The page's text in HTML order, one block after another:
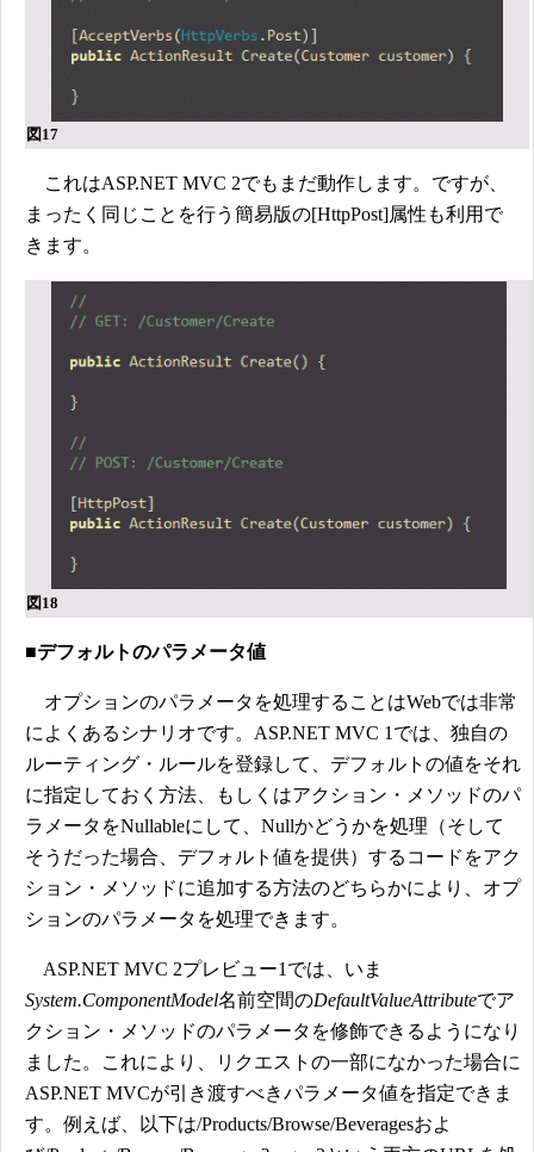
図17
これはASP.NET MVC 2でもまだ動作します。ですが、
まったく同じことを行う簡易版の[HttpPost]属性も利用で
きます。
図18
■デフォルトのパラメータ値
オプションのパラメータを処理することはWebでは非常
によくあるシナリオです。ASP.NET MVC 1では、独自の
ルーティング・ルールを登録して、デフォルトの値をそれ
に指定しておく方法、もしくはアクション・メソッドのパ
ラメータをNullableにして、Nullかどうかを処理（そして
そうだった場合、デフォルト値を提供）するコードをアク
ション・メソッドに追加する方法のどちらかにより、オプ
ションのパラメータを処理できます。
ASP.NET MVC 2プレビュー1では、いま
System.ComponentModel名前空間のDefaultValueAttributeでア
クション・メソッドのパラメータを修飾できるようになり
ました。これにより、リクエストの一部になかった場合に
ASP.NET MVCが引き渡すべきパラメータ値を指定できま
す。例えば、以下は/Products/Browse/Beveragesおよ